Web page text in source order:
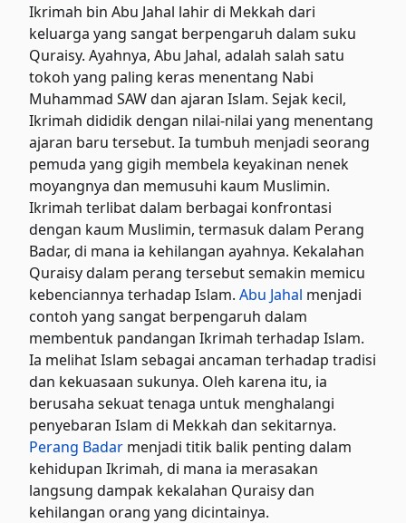
Ikrimah bin Abu Jahal lahir di Mekkah dari
keluarga yang sangat berpengaruh dalam suku
Quraisy. Ayahnya, Abu Jahal, adalah salah satu
tokoh yang paling keras menentang Nabi
Muhammad SAW dan ajaran Islam. Sejak kecil,
Ikrimah dididik dengan nilai-nilai yang menentang
ajaran baru tersebut. Ia tumbuh menjadi seorang
pemuda yang gigih membela keyakinan nenek
moyangnya dan memusuhi kaum Muslimin.
Ikrimah terlibat dalam berbagai konfrontasi
dengan kaum Muslimin, termasuk dalam Perang
Badar, di mana ia kehilangan ayahnya. Kekalahan
Quraisy dalam perang tersebut semakin memicu
kebenciannya terhadap Islam.Abu Jahal menjadi
contoh yang sangat berpengaruh dalam
membentuk pandangan Ikrimah terhadap Islam.
Ia melihat Islam sebagai ancaman terhadap tradisi
dan kekuasaan sukunya. Oleh karena itu, ia
berusaha sekuat tenaga untuk menghalangi
penyebaran Islam di Mekkah dan sekitarnya.
Perang Badar menjadi titik balik penting dalam
kehidupan Ikrimah, di mana ia merasakan
langsung dampak kekalahan Quraisy dan
kehilangan orang yang dicintainya.